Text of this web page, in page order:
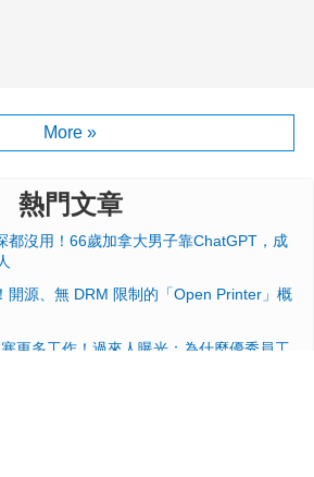
More »
熱門文章
都沒用！66歲加拿大男子靠ChatGPT，成
開源、無 DRM 限制的「Open Printer」概
更多工作！過來人曝光：為什麼優秀員工